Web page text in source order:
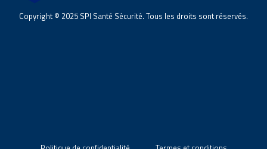
Copyright © 2025 SPI Santé Sécurité. Tous les droits sont réservés.